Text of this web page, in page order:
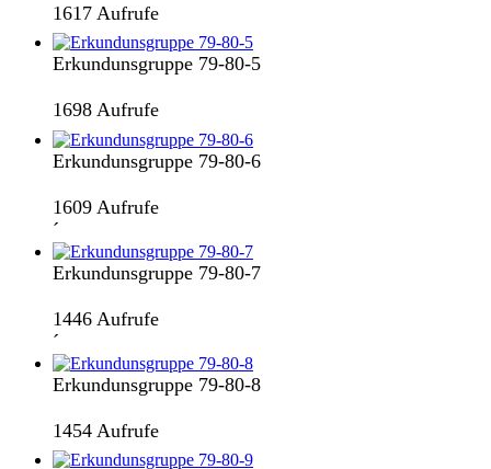
1617 Aufrufe
Erkundunsgruppe 79-80-5
1698 Aufrufe
Erkundunsgruppe 79-80-6
1609 Aufrufe
´
Erkundunsgruppe 79-80-7
1446 Aufrufe
´
Erkundunsgruppe 79-80-8
1454 Aufrufe